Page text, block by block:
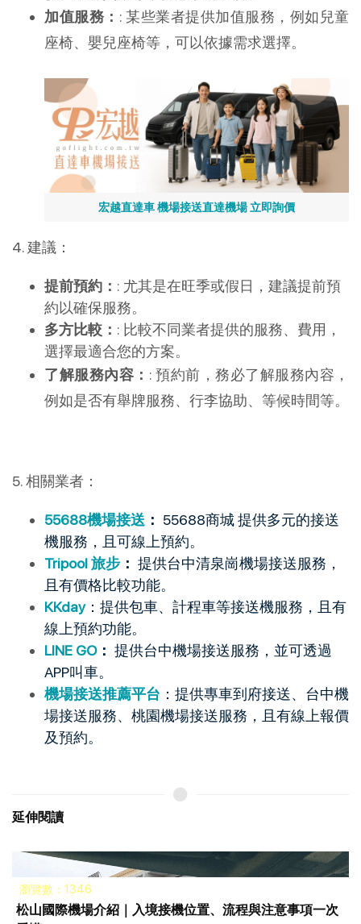
加值服務： : 某些業者提供加值服務，例如兒童
座椅、嬰兒座椅等，可以依據需求選擇。
宏越直達車 機場接送直達機場 立即詢價
4. 建議：
提前預約： : 尤其是在旺季或假日，建議提前預
約以確保服務。
多方比較： : 比較不同業者提供的服務、費用，
選擇最適合您的方案。
了解服務內容： : 預約前，務必了解服務內容，
例如是否有舉牌服務、行李協助、等候時間等。
5. 相關業者：
55688機場接送 ： 55688商城提供多元的接送
機服務，且可線上預約。
Tripool 旅步 ： 提供台中清泉崗機場接送服務，
且有價格比較功能。
KKday：提供包車、計程車等接送機服務，且有
線上預約功能。
LINE GO： 提供台中機場接送服務，並可透過
APP叫車。
機場接送推薦平台 ：提供專車到府接送、台中機
場接送服務、桃園機場接送服務，且有線上報價
及預約。
延伸閱讀
瀏覽數：1346
松山國際機場介紹｜入境接機位置、流程與注意事項一次